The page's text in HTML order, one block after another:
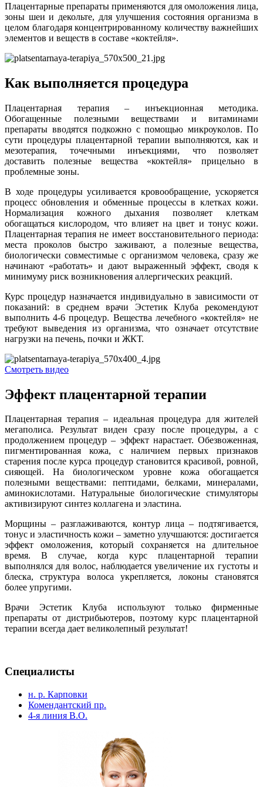
Плацентарные препараты применяются для омоложения лица,
зоны шеи и декольте, для улучшения состояния организма в
целом благодаря концентрированному количеству важнейших
элементов и веществ в составе «коктейля».
Как выполняется процедура
Плацентарная терапия – инъекционная методика.
Обогащенные полезными веществами и витаминами
препараты вводятся подкожно с помощью микроуколов. По
сути процедуры плацентарной терапии выполняются, как и
мезотерапия, точечными инъекциями, что позволяет
доставить полезные вещества «коктейля» прицельно в
проблемные зоны.
В ходе процедуры усиливается кровообращение, ускоряется
процесс обновления и обменные процессы в клетках кожи.
Нормализация кожного дыхания позволяет клеткам
обогащаться кислородом, что влияет на цвет и тонус кожи.
Плацентарная терапия не имеет восстановительного периода:
места проколов быстро заживают, а полезные вещества,
биологически совместимые с организмом человека, сразу же
начинают «работать» и дают выраженный эффект, сводя к
минимуму риск возникновения аллергических реакций.
Курс процедур назначается индивидуально в зависимости от
показаний: в среднем врачи Эстетик Клуба рекомендуют
выполнить 4-6 процедур. Вещества лечебного «коктейля» не
требуют выведения из организма, что означает отсутствие
нагрузки на печень, почки и ЖКТ.
Смотреть видео
Эффект плацентарной терапии
Плацентарная терапия – идеальная процедура для жителей
мегаполиса. Результат виден сразу после процедуры, а с
продолжением процедур – эффект нарастает. Обезвоженная,
пигментированная кожа, с наличием первых признаков
старения после курса процедур становится красивой, ровной,
сияющей. На биологическом уровне кожа обогащается
полезными веществами: пептидами, белками, минералами,
аминокислотами. Натуральные биологические стимуляторы
активизируют синтез коллагена и эластина.
Морщины – разглаживаются, контур лица – подтягивается,
тонус и эластичность кожи – заметно улучшаются: достигается
эффект омоложения, который сохраняется на длительное
время. В случае, когда курс плацентарной терапии
выполнялся для волос, наблюдается увеличение их густоты и
блеска, структура волоса укрепляется, локоны становятся
более упругими.
Врачи Эстетик Клуба используют только фирменные
препараты от дистрибьютеров, поэтому курс плацентарной
терапии всегда дает великолепный результат!
Специалисты
н. р. Карповки
Комендантский пр.
4-я линия В.О.